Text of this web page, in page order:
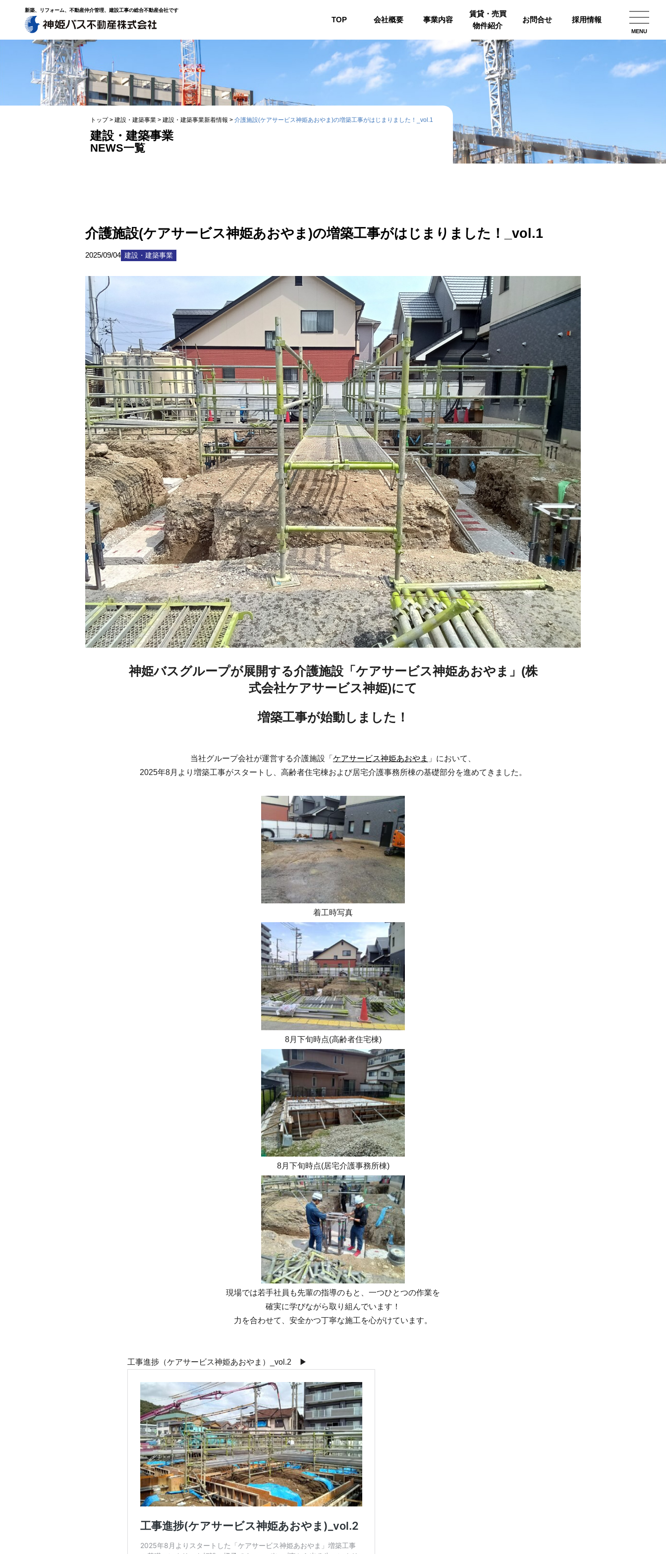
新築、リフォーム、不動産仲介管理、建設工事の総合不動産会社です
TOP 会社概要 事業内容
賃貸・売買
物件紹介
お問合せ 採用情報
トップ> 建設・建築事業 > 建設・建築事業新着情報 > 介護施設(ケアサービス神姫あおやま)の増築工事がはじまりました！_vol.1
建設・建築事業
NEWS一覧
介護施設(ケアサービス神姫あおやま)の増築工事がはじまりました！_vol.1
2025/09/04 建設・建築事業
神姫バスグループが展開する介護施設「ケアサービス神姫あおやま」(株
式会社ケアサービス神姫)にて
増築工事が始動しました！
当社グループ会社が運営する介護施設「 ケアサービス神姫あおやま 」において、
2025年8月より増築工事がスタートし、高齢者住宅棟および居宅介護事務所棟の基礎部分を進めてきました。
着工時写真
8月下旬時点(高齢者住宅棟)
8月下旬時点(居宅介護事務所棟)
現場では若手社員も先輩の指導のもと、一つひとつの作業を
確実に学びながら取り組んでいます！
力を合わせて、安全かつ丁寧な施工を心がけています。
工事進捗（ケアサービス神姫あおやま）_vol.2 ▶